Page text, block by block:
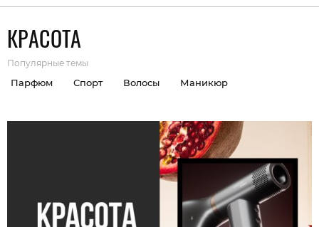
КРАСОТА
Популярные темы
Парфюм Спорт Волосы Маникюр